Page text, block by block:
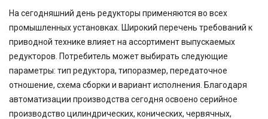
На сегодняшний день редукторы применяются во всех
промышленных установках. Широкий перечень требований к
приводной технике влияет на ассортимент выпускаемых
редукторов. Потребитель может выбирать следующие
параметры: тип редуктора, типоразмер, передаточное
отношение, схема сборки и вариант исполнения. Благодаря
автоматизации производства сегодня освоено серийное
производство цилиндрических, конических, червячных,